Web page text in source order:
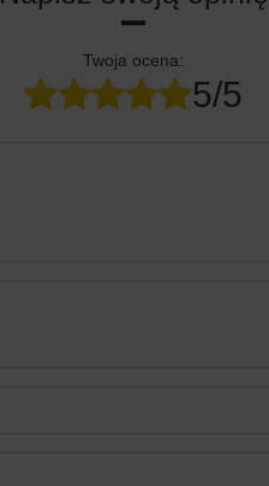
Twoja ocena:
5/5